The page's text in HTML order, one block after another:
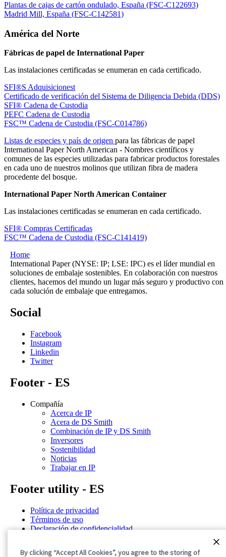
Plantas de cajas de cartón ondulado, España (FSC-C122693)
Madrid Mill, España (FSC-C142581)
América del Norte
Fábricas de papel de International Paper
Las instalaciones certificadas se enumeran en cada certificado.
SFI®S Adquisicionest
Certificado de verificación del Sistema de Diligencia Debida (DDS)
SFI® Cadena de Custodia
PEFC Cadena de Custodia
FSC™ Cadena de Custodia (FSC-C014786)
Listas de especies y país de origen para las fábricas de papel
International Paper North American - Nombres científicos y
comunes de las especies utilizadas para fabricar productos forestales
en cada uno de nuestros molinos que utilizan fibra de madera
procedente del bosque.
International Paper North American Container
Las instalaciones certificadas se enumeran en cada certificado.
SFI® Compras Certificadas
FSC™ Cadena de Custodia (FSC-C141419)
Home
International Paper (NYSE: IP; LSE: IPC) es el líder mundial en
soluciones de embalaje sostenibles. En colaboración con nuestros
clientes, hacemos del mundo un lugar más seguro y productivo con
cada solución de embalaje que entregamos.
Social
Facebook
Instagram
Linkedin
Twitter
Footer - ES
Compañía
Acerca de IP
Acera de DS Smith
Combinación de IP y DS Smith
Inversores
Sostenibilidad
Noticias
Trabajar en IP
Footer utility - ES
Política de privacidad
Términos de uso
Declaración de confidencialidad
By clicking “Accept All Cookies”, you agree to the storing of